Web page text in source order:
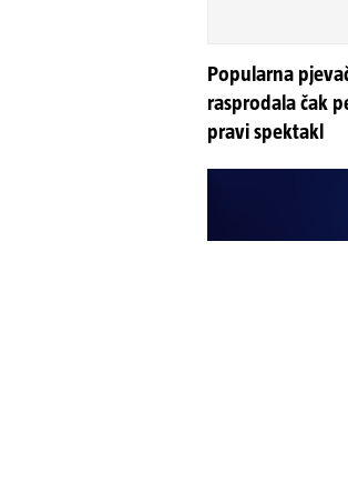
Popularna
rasprodala čak
pravi spektakl